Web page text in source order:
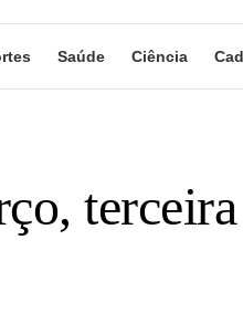
Saúde Ciência